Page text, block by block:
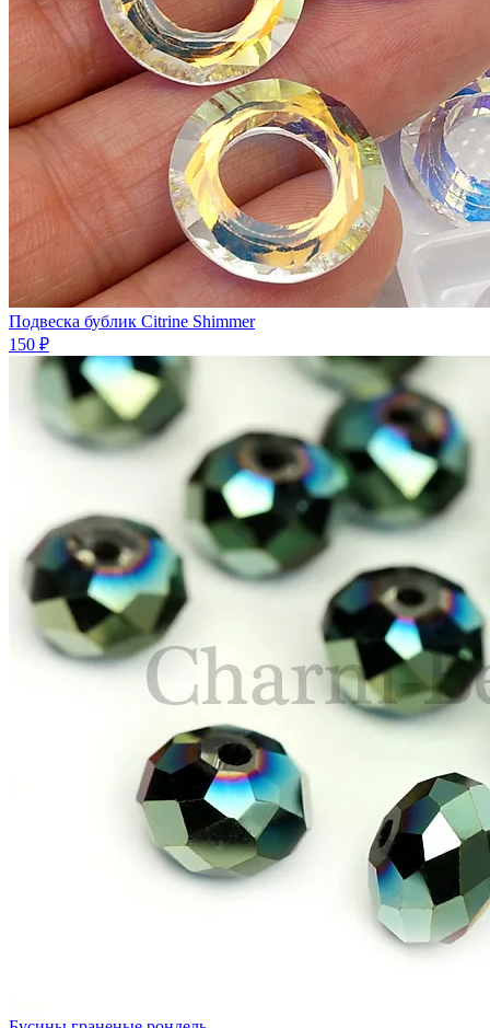
Подвеска бублик Citrine Shimmer
150 ₽